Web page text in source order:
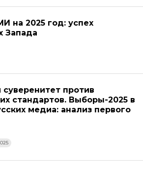
на 2025 год: успех
Запада
против
стандартов. Выборы-2025 в
медиа: анализ первого